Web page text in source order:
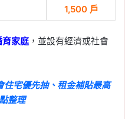
1,500 戶
家庭 ，並設有經濟或社會
宅優先抽、租金補貼最高
整理